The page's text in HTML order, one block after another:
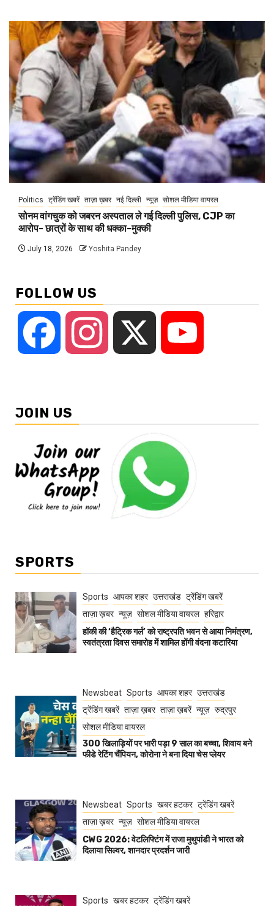
Politics ट्रेंडिंग खबरें ताज़ा ख़बर नई दिल्ली न्यूज़ सोशल मीडिया वायरल
सोनम वांगचुक को जबरन अस्पताल ले गई दिल्ली पुलिस, CJP का
आरोप- छात्रों के साथ की धक्का-मुक्की
July 18, 2026 Yoshita Pandey
FOLLOW US
Facebook Instagram
JOIN US
SPORTS
Sports आपका शहर उत्तराखंड ट्रेंडिंग खबरें
ताज़ा ख़बर न्यूज़ सोशल मीडिया वायरल हरिद्वार
हॉकी की ‘हैट्रिक गर्ल’ को राष्ट्रपति भवन से आया निमंत्रण,
स्वतंत्रता दिवस समारोह में शामिल होंगी वंदना कटारिया
Newsbeat Sports आपका शहर उत्तराखंड
ट्रेंडिंग खबरें ताज़ा ख़बर ताज़ा ख़बरें न्यूज़ रुद्रपुर
सोशल मीडिया वायरल
300 खिलाड़ियों पर भारी पड़ा 9 साल का बच्चा, शिवाय बने
फीडे रेटिंग चैंपियन, कोरोना ने बना दिया चेस प्लेयर
Newsbeat Sports खबर हटकर ट्रेंडिंग खबरें
ताज़ा ख़बर न्यूज़ सोशल मीडिया वायरल
CWG 2026: वेटलिफ्टिंग में राजा मुथुपांडी ने भारत को
दिलाया सिल्वर, शानदार प्रदर्शन जारी
Sports खबर हटकर ट्रेंडिंग खबरें